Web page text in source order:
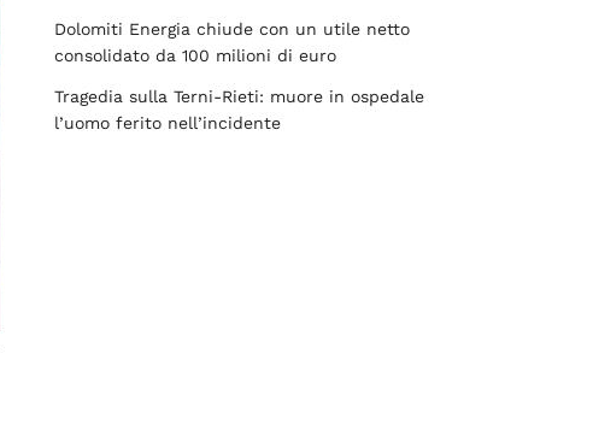
Dolomiti Energia chiude con un utile netto
consolidato da 100 milioni di euro
Tragedia sulla Terni-Rieti: muore in ospedale
l’uomo ferito nell’incidente